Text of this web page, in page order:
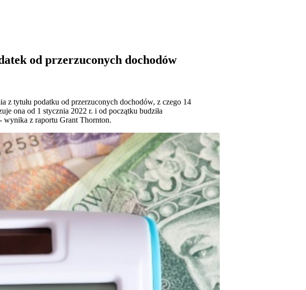
od przerzuconych dochodów
z tytułu podatku od przerzuconych dochodów, z czego 14
ona od 1 stycznia 2022 r. i od początku budziła
wynika z raportu Grant Thornton.